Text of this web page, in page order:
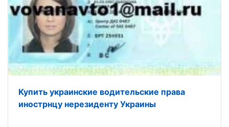
Купить украинские водительские права
инострнцу нерезиденту Украины